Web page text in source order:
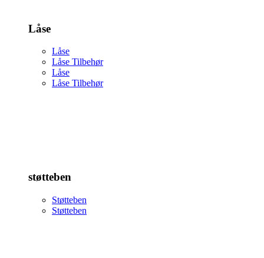
Låse
Låse
Låse Tilbehør
Låse
Låse Tilbehør
støtteben
Støtteben
Støtteben